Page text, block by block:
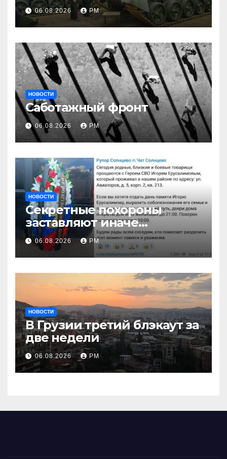
06.08.2026 РМ
НОВОСТИ
Саботажный фронт
06.08.2026 РМ
НОВОСТИ
Секретные похороны
заставляют иначе
взглянуть на взрыв
06.08.2026 РМ
НОВОСТИ
В Грузии третий блэкаут за
две недели
06.08.2026 РМ